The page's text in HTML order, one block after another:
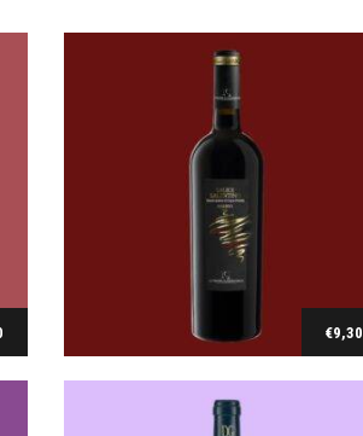
Ajouter au panier
€9,30
Bourgogne
Bourgogne Epineuil rouge Côte de
Grisey 2018